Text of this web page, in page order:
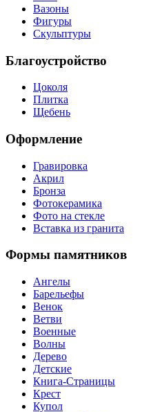
Вазоны
Фигуры
Скульптуры
Благоустройство
Цоколя
Плитка
Щебень
Оформление
Гравировка
Акрил
Бронза
Фотокерамика
Фото на стекле
Вставка из гранита
Формы памятников
Ангелы
Барельефы
Венок
Ветви
Военные
Волны
Дерево
Детские
Книга-Страницы
Крест
Купол